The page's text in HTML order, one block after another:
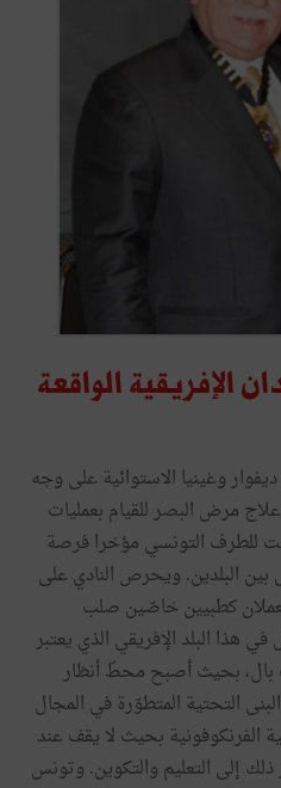
الإفريقية الواقعة
وغينيا الاستوائية على وجه
مرض البصر للقيام بعمليات
للطرف التونسي مؤخرا فرصة
البلدين. ويحرص النادي على
كطبيين خاصّين صلب
هذا البلد الإفريقي الذي يعتبر
بال، بحيث أصبح محطّ أنظار
التحتية المتطوّرة في المجال
الفرنكوفونية بحيث لا يقف عند
إلى التعليم والتكوين. وتونس